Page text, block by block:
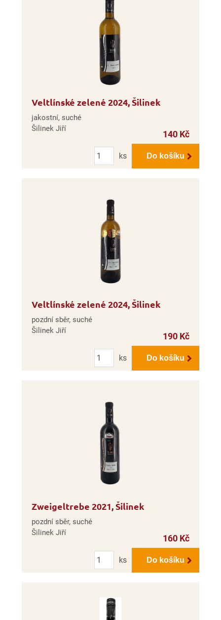
Veltlínské zelené 2024, Šilinek
jakostní, suché
Šilinek Jiří
140 Kč
Počet
ks
Do košíku
Veltlínské zelené 2024, Šilinek
pozdní sběr, suché
Šilinek Jiří
190 Kč
Počet
ks
Do košíku
Zweigeltrebe 2021, Šilinek
pozdní sběr, suché
Šilinek Jiří
160 Kč
Počet
ks
Do košíku